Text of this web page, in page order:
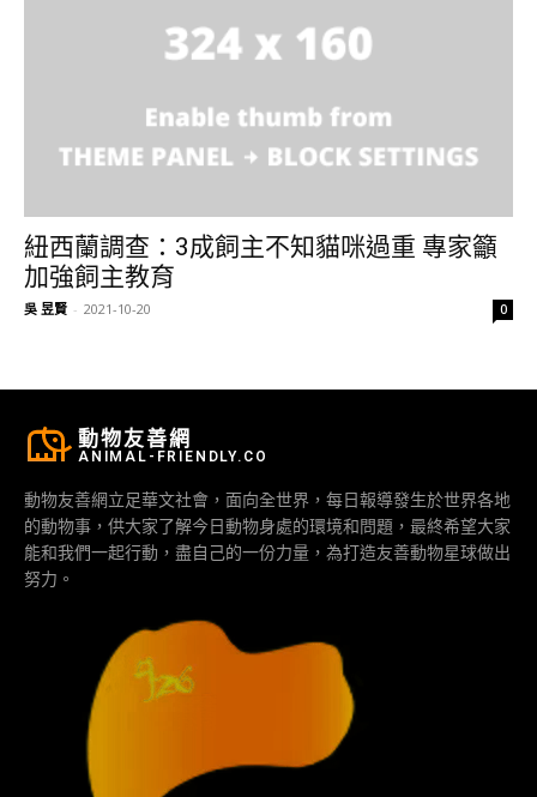
紐西蘭調查：3成飼主不知貓咪過重 專家籲
加強飼主教育
吳 昱賢 - 2021-10-20 0
動物友善網
ANIMAL-FRIENDLY.CO
動物友善網立足華文社會，面向全世界，每日報導發生於世界各地
的動物事，供大家了解今日動物身處的環境和問題，最終希望大家
能和我們一起行動，盡自己的一份力量，為打造友善動物星球做出
努力。